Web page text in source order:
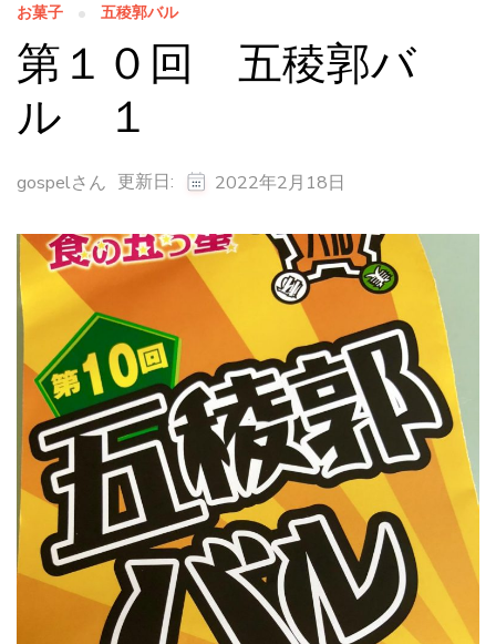
お菓子 五稜郭バル
第１０回 五稜郭バ
ル １
gospelさん 更新日: 2022年2月18日